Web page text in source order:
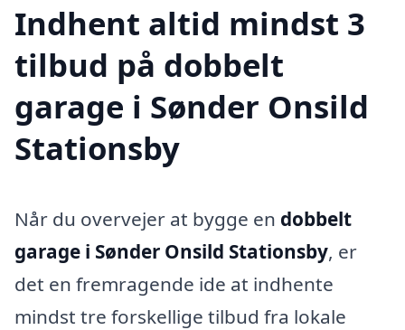
Indhent altid mindst 3
tilbud på dobbelt
garage i Sønder Onsild
Stationsby
Når du overvejer at bygge en dobbelt
garage i Sønder Onsild Stationsby, er
det en fremragende ide at indhente
mindst tre forskellige tilbud fra lokale